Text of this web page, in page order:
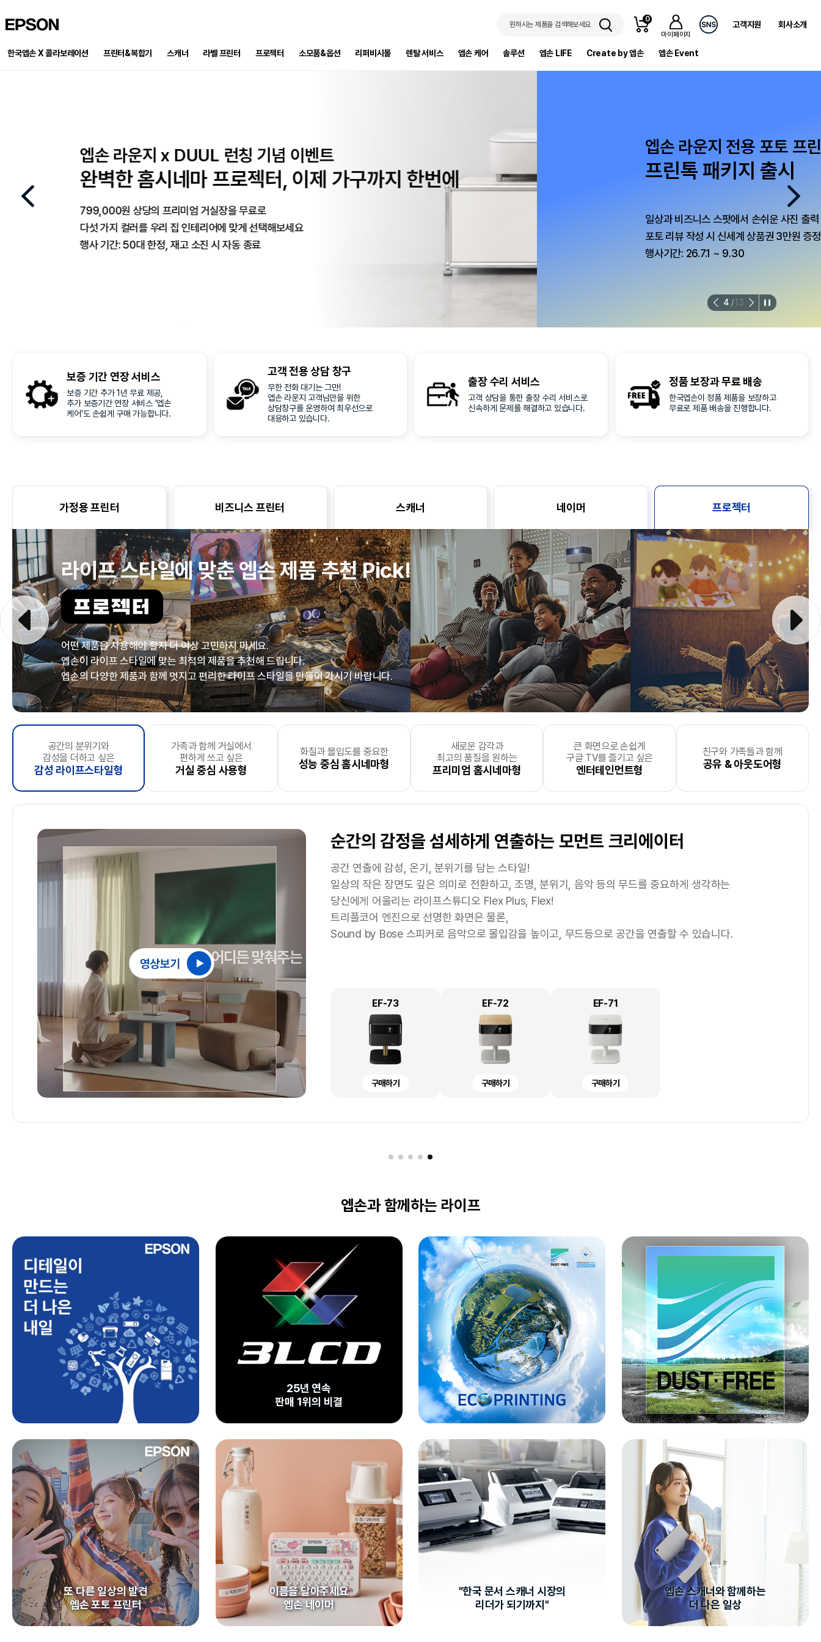
원하시는 제품을 검색해보세요
0
마이페이지
고객지원 회사소개
한국엡손 X 콜라보레이션 프린터&복합기 스캐너 라벨 프린터 프로젝터 소모품&옵션 리퍼비시몰 렌탈 서비스 엡손 케어 솔루션 엡손 LIFE Create by 엡손 엡손 Event
프로젝터로 만든 홈시네마
포토 리뷰 남기고 상품권 받아가세요!
프로젝터 구매 후 달라진 우리 집 일상의 순간,
생생한 사진과 글을 남기고 최대 50만원 상품권까지 챙겨가세요!
이벤트 기간 : 2026-08-01 ~ 2026-09-30
By Epson X Milwaukee
작업을 완성하는 두가지 기준 PRECISION FORCE
엡손 라벨프린터의 정밀함과 밀워키의 힘으로 현장 작업의 완성도를 높여보세요.
한정수량, 최대 31% 할인 판매 중
엡손 라운지 x DUUL 런칭 기념 이벤트
완벽한 홈시네마 프로젝터, 이제 가구까지 한번에
799,000원 상당의 프리미엄 거실장을 무료로
다섯 가지 컬러를 우리 집 인테리어에 맞게 선택해보세요
행사 기간: 50대 한정, 재고 소진 시 자동 종료
엡손 라운지 전용 포토 프린터 패키지
프린톡 패키지 출시
일상과 비즈니스 스팟에서 손쉬운 사진 출력 서비스를 제공합니다.
포토 리뷰 작성 시 신세계 상품권 3만원 증정
행사기간: 26.7.1 ~ 9.30
4 /13
보증 기간 연장 서비스
보증 기간 추가 1년 무료 제공,
추가 보증기간 연장 서비스 '엡손
케어'도 손쉽게 구매 가능합니다.
고객 전용 상담 창구
무한 전화 대기는 그만!
엡손 라운지 고객님만을 위한
상담창구를 운영하여 최우선으로
대응하고 있습니다.
출장 수리 서비스
고객 상담을 통한 출장 수리 서비스로
신속하게 문제를 해결하고 있습니다.
정품 보장과무료 배송
한국엡손이 정품 제품을 보장하고
무료로 제품 배송을 진행합니다.
가정용 프린터 비즈니스 프린터 스캐너 네이머 프로젝터
라이프 스타일에 맞춘엡손 제품 추천 Pick!
프로젝터
어떤 제품을 사용해야 할지 더 이상 고민하지 마세요.
엡손이 라이프 스타일에 맞는 최적의 제품을추천해 드립니다.
엡손의 다양한 제품과 함께 멋지고편리한 라이프 스타일을 만들어 가시기 바랍니다.
마음껏 포토출력을 하고싶은
즐거움 추구형
컬러 출력은 선택사항인
고사양 출력형
맘껏 출력하고 싶은
PC & 스마트 기기형
맘껏 출력하고 싶은
PC 사용형
텍스트 위주의
소량 출력형
모바일프린팅을 원하는
미니멀 라이프 추구형
마음껏 포토출력을 하고 싶은 즐거움 추구형
인생 여행을 위해 여권을 준비하는데 간단히 셀프 출력을 하고
학교 숙제로 가족 사진을 당장 가져가야 하는 상황에서 손쉽게 사진을 출력하고
내가 좋아하는 스타의 모습을 포토카드로 만들고 스페셜한 종이를 통해 나만의 굿즈도 만드는 라이프
다양한 잉크 컬러 구성과 포토용 잉크를 사용하여 포토 & 그래픽 출력물의 만족도를 높일 수 있습니다.
L8050
구매하기
L18050
구매하기
L8160
구매하기
문서출력 위주의
소규모 사업자
및스타트업 기업
문서 및 다양한 사이즈
출력이 필요한
중소형 사업자
언제든지 편리하게 출력
무인출력소
직원수 100명 이상의
중견기업 및 대기업
대량 출력이 필요한
인쇄소 및 출력 전문 기업
차별화된포토서비스
제공하는 사업자
모바일 프린팅을
원하는 사업자
문서출력 위주의 소규모 사업자 및 스타트업 기업
스타트업 및 소규모 사업자의 경우 출력의 니즈가 불규칙하게 발생하여
프린터가 꼭 필요한 경우라면 넉넉한 잉크 용량과 빠른 출력 속도를 보유한 프린터가 적합합니다.
력속도, 높은 출력 품질, ADF, 대용량 급지함, 유ㆍ무선 네트워크 지원을 통해 비즈니스의 생산성을 높여
줍니다.
L6460
구매하기
좁은 공간에서 간편하게
스캔하고 싶으신 분
시간은 없지만 하고 싶은 건 많고
e북 스터디에 진심 인 분
사진, 필름, 그림과 같은 소중한 순간과
새로운 공간을 온전히 즐기고 싶으신 분
비즈니스 라이프에 효율성을
더하고 싶으신 분
좁은 공간에서 간편하게 스캔하고 싶으신 분
책상 위 다양한 전자기기로 공간이 협소해도 OK!
협소한 공간에서도 프린트물, 유인물을 손쉽게 전자화하여 나만의 전자 문서 보관함을 만들어 보세요!
엡손의 텍스트 향상, 색상 제거, 가장자리 보정 등의 기능으로 보다 선명하게 스캔이 가능하며
PDF로 원하는 텍스트를 손쉽게 찾아볼 수 있습니다.
DS-C330
구매하기
DS-C320W
구매하기
DS-C490
구매하기
복잡한 주방, 바라보기만 해도 기분좋은
정리정돈을 원하시는 분
우리 아이방, 아이방을 개성있고
깔끔하게 꾸미고 싶으신 분
세탁실, 더 실용적으로 세탁물을
구분하고 싶으신 분
, 더 효율적으로 에너지를
절감하고 싶으신 분
, 자산관리, 서류분류로
업무효율성을 높이고 싶으신 분
복잡한 주방, 바라보기만 해도기분 좋은 정리정돈을
원하시는 분
LW-K200DA <곰돌이 푸> 네이머로 주방 공간을 더욱 귀엽고 깔끔하게 정리해보세요.
귀여운 곰돌이 푸 캐릭터를 출력하여 냉장고 정리부터 이유식 관리까지 다양한 용도로 활용할 수 있어요.
냉장고 속 반찬통을 구분하거나, 이유식의 만든 날짜를 적어 신선함을 유지할 수 있도록 도와주고
LW-K200DA ST12K-PX SGR12MB-PX
공간의 분위기와
감성을 더하고 싶은
감성 라이프스타일형
가족과 함께 거실에서
편하게 쓰고 싶은
거실 중심 사용형
화질과 몰입도를 중요한
성능 중심 홈시네마형
새로운 감각과
최고의 품질을 원하는
프리미엄 홈시네마형
큰 화면으로 손쉽게
구글 TV를 즐기고 싶은
엔터테인먼트형
친구와 가족들과 함께
공유 & 아웃도어형
순간의 감정을 섬세하게 연출하는 모먼트 크리에이터
공간 연출에 감성, 온기, 분위기를 담는 스타일!
일상의 작은 장면도 깊은 의미로 전환하고, 조명, 분위기, 음악 등의 무드를 중요하게 생각하는
당신에게 어울리는 라이프스튜디오 Flex Plus, Flex!
트리플코어 엔진으로 선명한 화면은 물론,
Sound by Bose 스피커로 음악으로 몰입감을 높이고, 무드등으로 공간을 연출할 수 있습니다.
EF-73
구매하기
EF-72
구매하기
EF-71
구매하기
엡손과 함께하는 라이프
25년 연속
판매 1위의 비결
또 다른 일상의 발견
엡손 포토 프린터
이름을 달아주세요
엡손 네이머
"한국 문서 스캐너 시장의
리더가 되기까지"
엡손 스캐너와 함께하는
더 나은 일상